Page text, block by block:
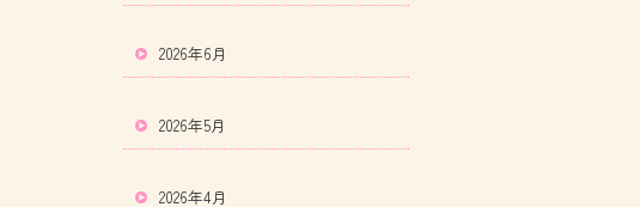
2026年6月
2026年5月
2026年4月